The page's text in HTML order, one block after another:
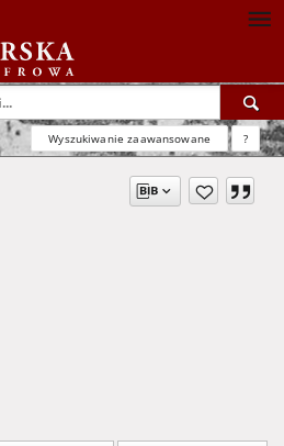
Wyszukiwanie zaawansowane ?